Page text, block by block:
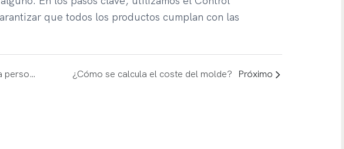
que todos los productos cumplan con las
¿Cuál es el pedido mínimo para la personalización? ¿Cómo se calcula el coste del molde? Próximo